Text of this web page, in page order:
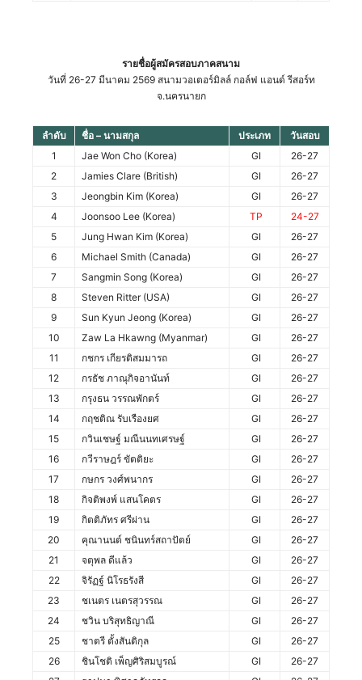
รายชื่อผู้สมัครสอบภาคสนาม
วันที่ 26-27 มีนาคม 2569 สนามวอเตอร์มิลล์ กอล์ฟ แอนด์ รีสอร์ท
จ.นครนายก
ลำดับ ชื่อ – นามสกุล ประเภท
วันสอบ
1
Jae Won Cho (Korea) GI
26-27
2
Jamies Clare (British) GI
26-27
3
Jeongbin Kim (Korea) GI
26-27
4
Joonsoo Lee (Korea) TP
24-27
5
Jung Hwan Kim (Korea) GI
26-27
6
Michael Smith (Canada) GI
26-27
7
Sangmin Song (Korea) GI
26-27
8
Steven Ritter (USA) GI
26-27
9
Sun Kyun Jeong (Korea) GI
26-27
10
Zaw La Hkawng (Myanmar) GI
26-27
11
กชกร เกียรติสมมารถ GI
26-27
12
กรธัช ภาณุกิจอานันท์ GI
26-27
13
กรุงธน วรรณพักตร์ GI
26-27
14
กฤชติณ รับเรืองยศ GI
26-27
15
กวินเชษฐ์ มณีนนทเศรษฐ์ GI
26-27
16
กวีราษฎร์ ขัตติยะ GI
26-27
17
กษกร วงศ์พนากร GI
26-27
18
กิจติพงพ์ แสนโคตร GI
26-27
19
กิตติภัทร ศรีผ่าน GI
26-27
20
คุณานนต์ ชนินทร์สถาปัตย์ GI
26-27
21
จตุพล ดีแล้ว GI
26-27
22
จิรัฏฐ์ นิโรธรังสี GI
26-27
23
ชเนตร เนตรสุวรรณ GI
26-27
24
ชวิน บริสุทธิญาณี GI
26-27
25
ชาตรี ตั้งสันติกุล GI
26-27
26
ชินโชติ เพ็ญศิริสมบูรณ์ GI
26-27